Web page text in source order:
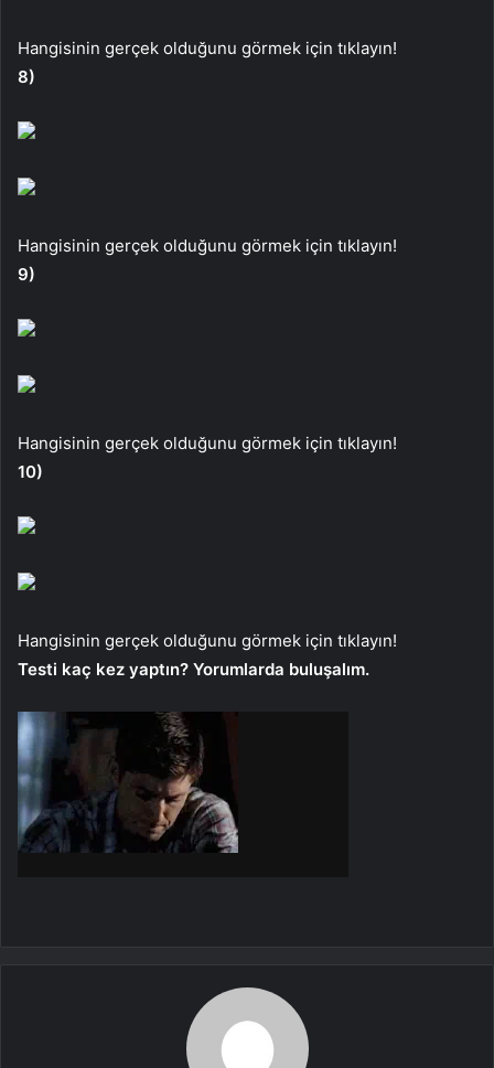
Hangisinin gerçek olduğunu görmek için tıklayın!
8)
Hangisinin gerçek olduğunu görmek için tıklayın!
9)
Hangisinin gerçek olduğunu görmek için tıklayın!
10)
Hangisinin gerçek olduğunu görmek için tıklayın!
Testi kaç kez yaptın? Yorumlarda buluşalım.